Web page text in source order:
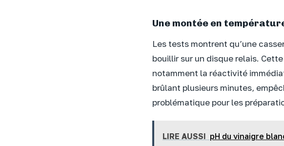
Une montée en
Les tests montrent qu’une
bouillir sur un disque relais.
notamment la réactivité
brûlant plusieurs minutes,
problématique pour les
LIRE AUSSI pH du vinaigre